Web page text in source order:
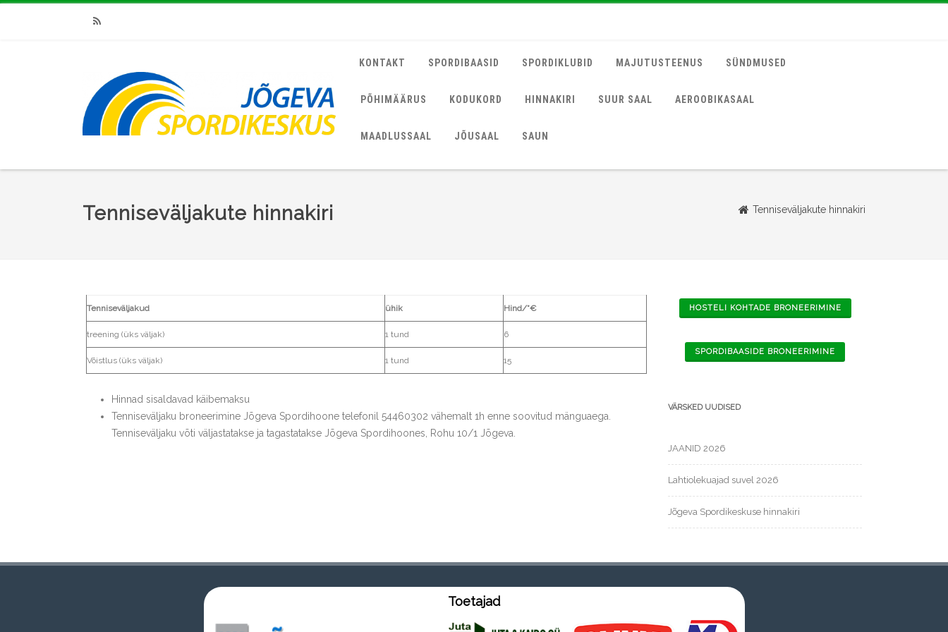
KONTAKT SPORDIBAASID SPORDIKLUBID MAJUTUSTEENUS SÜNDMUSED
PÕHIMÄÄRUS KODUKORD HINNAKIRI SUUR SAAL AEROOBIKASAAL
MAADLUSSAAL JÕUSAAL SAUN
Tenniseväljakute hinnakiri Tenniseväljakute hinnakiri
Tenniseväljakud ühik Hind/*€
treening (üks väljak) 1 tund 6
Võistlus (üks väljak) 1 tund 15
Hinnad sisaldavad käibemaksu
Tenniseväljaku broneerimine Jõgeva Spordihoone telefonil 54460302 vähemalt 1h enne soovitud mänguaega.
Tenniseväljaku võti väljastatakse ja tagastatakse Jõgeva Spordihoones, Rohu 10/1 Jõgeva.
HOSTELI KOHTADE BRONEERIMINE
SPORDIBAASIDE BRONEERIMINE
VÄRSKED UUDISED
JAANID 2026
Lahtiolekuajad suvel 2026
Jõgeva Spordikeskuse hinnakiri
Toetajad